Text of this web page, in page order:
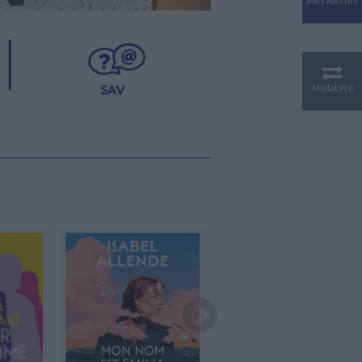
Mollat Pro
Préhistoire
GÉOGRAPHIE
Géographie - Démographie -
En stock